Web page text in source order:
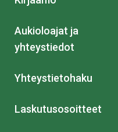
Aukioloajat ja
yhteystiedot
Yhteystietohaku
Laskutusosoitteet